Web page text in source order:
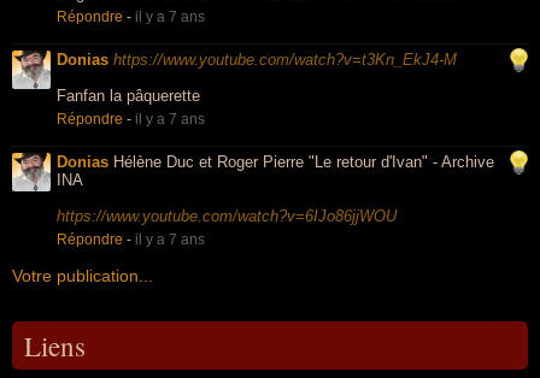
Répondre - il y a 7 ans
Donias https://www.youtube.com/watch?v=t3Kn_EkJ4-M
Fanfan la pâquerette
Répondre - il y a 7 ans
Donias Hélène Duc et Roger Pierre "Le retour d'Ivan" - Archive
INA
https://www.youtube.com/watch?v=6IJo86jjWOU
Répondre - il y a 7 ans
Votre publication...
Liens